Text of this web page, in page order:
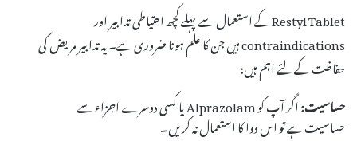
Restyl Tablet کے استعمال سے پہلے کچھ احتیاطی تدابیر اور
contraindications ہیں جن کا علم ہونا ضروری ہے۔ یہ تدابیر مریض کی
حفاظت کے لئے اہم ہیں:
حساسیت:
اگر آپ کو Alprazolam یا کسی دوسرے اجزاء سے
حساسیت ہے تو اس دوا کا استعمال نہ کریں۔